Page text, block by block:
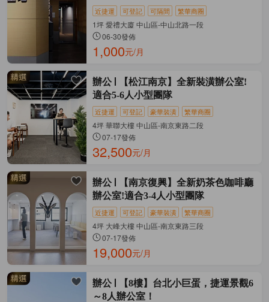
近捷運 可登記 可隔間 繁華商圈
1坪 愛禮大廈 中山區-中山北路一段
06-30發佈
1,000元/月
辦公
【松江南京】全新裝潢辦公室!
適合5-6人小型團隊
近捷運 可登記 豪華裝潢 繁華商圈
4坪 華聯大樓 中山區-南京東路二段
07-17發佈
32,500元/月
辦公
【南京復興】全新奶茶色咖啡廳
辦公室!適合3-4人小型團隊
近捷運 可登記 豪華裝潢 繁華商圈
4坪 大峰大樓 中山區-南京東路三段
07-17發佈
19,000元/月
辦公
【8樓】台北小巨蛋，捷運景觀6
～8人辦公室！